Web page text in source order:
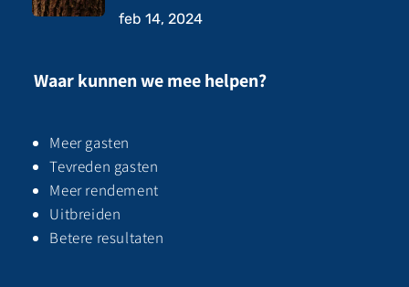
feb 14, 2024
Waar kunnen we mee helpen?
Meer gasten
Tevreden gasten
Meer rendement
Uitbreiden
Betere resultaten